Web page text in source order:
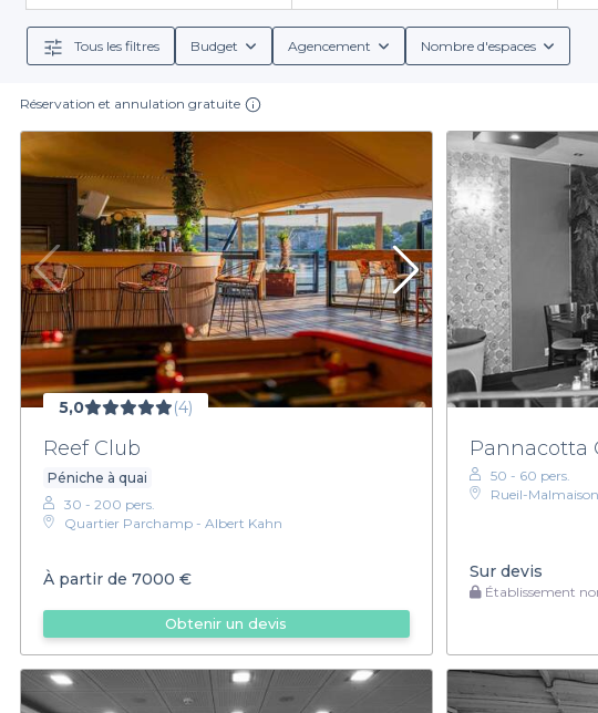
Tous les filtres Budget Agencement Nombre d'espaces
Réservation et annulation gratuite
5,0 (4)
Reef Club
Péniche à quai
30 - 200 pers.
Quartier Parchamp - Albert Kahn
À partir de 7000 €
Obtenir un devis
Pannacotta
50 - 60 pers.
Rueil-Malmaison
Sur devis
Établissement